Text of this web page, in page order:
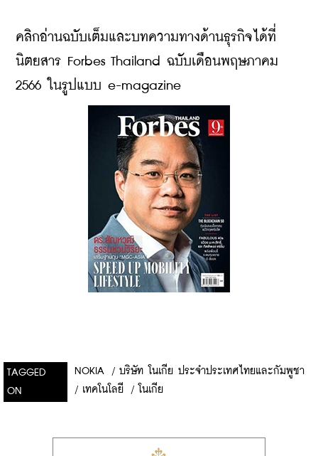
คลิกอ่านฉบับเต็มและบทความทางด้านธุรกิจได้ที่
นิตยสาร Forbes Thailand ฉบับเดือนพฤษภาคม
2566 ในรูปแบบ e-magazine
TAGGED
ON
NOKIA / บริษัท โนเกีย ประจำประเทศไทยและกัมพูชา
/ เทคโนโลยี / โนเกีย